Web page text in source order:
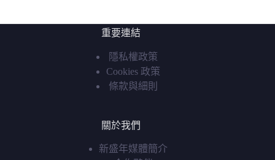
重要連結
隱私權政策
Cookies 政策
條款與細則
關於我們
新盛年媒體簡介